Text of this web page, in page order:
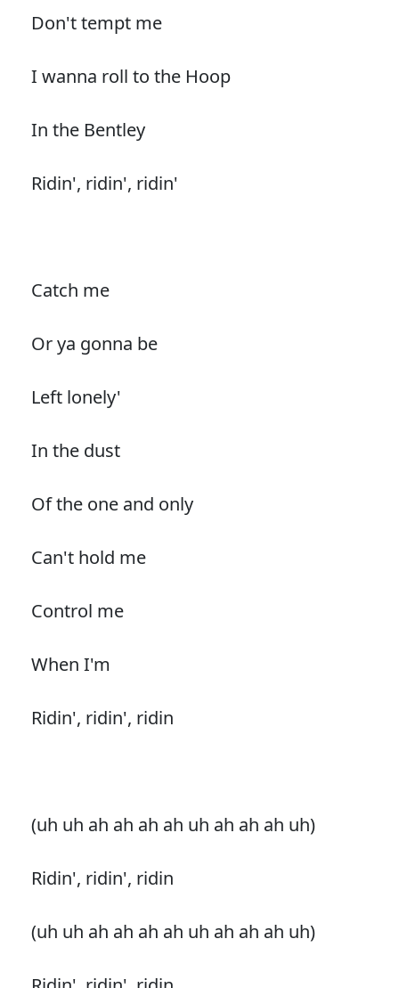
Don't tempt me
I wanna roll to the Hoop
In the Bentley
Ridin', ridin', ridin'
Catch me
Or ya gonna be
Left lonely'
In the dust
Of the one and only
Can't hold me
Control me
When I'm
Ridin', ridin', ridin
(uh uh ah ah ah ah uh ah ah ah uh)
Ridin', ridin', ridin
(uh uh ah ah ah ah uh ah ah ah uh)